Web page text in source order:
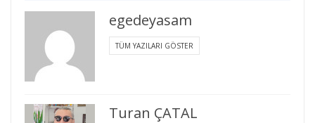
egedeyasam
TÜM YAZILARI GÖSTER
Turan ÇATAL